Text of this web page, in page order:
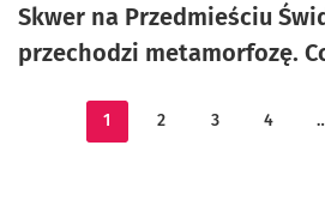
Skwer na Przedmieściu
przechodzi metamorfozę.
1 2 3 4